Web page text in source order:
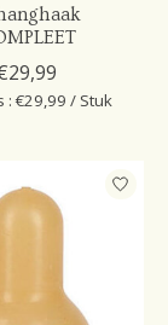
: €29,99 / Stuk